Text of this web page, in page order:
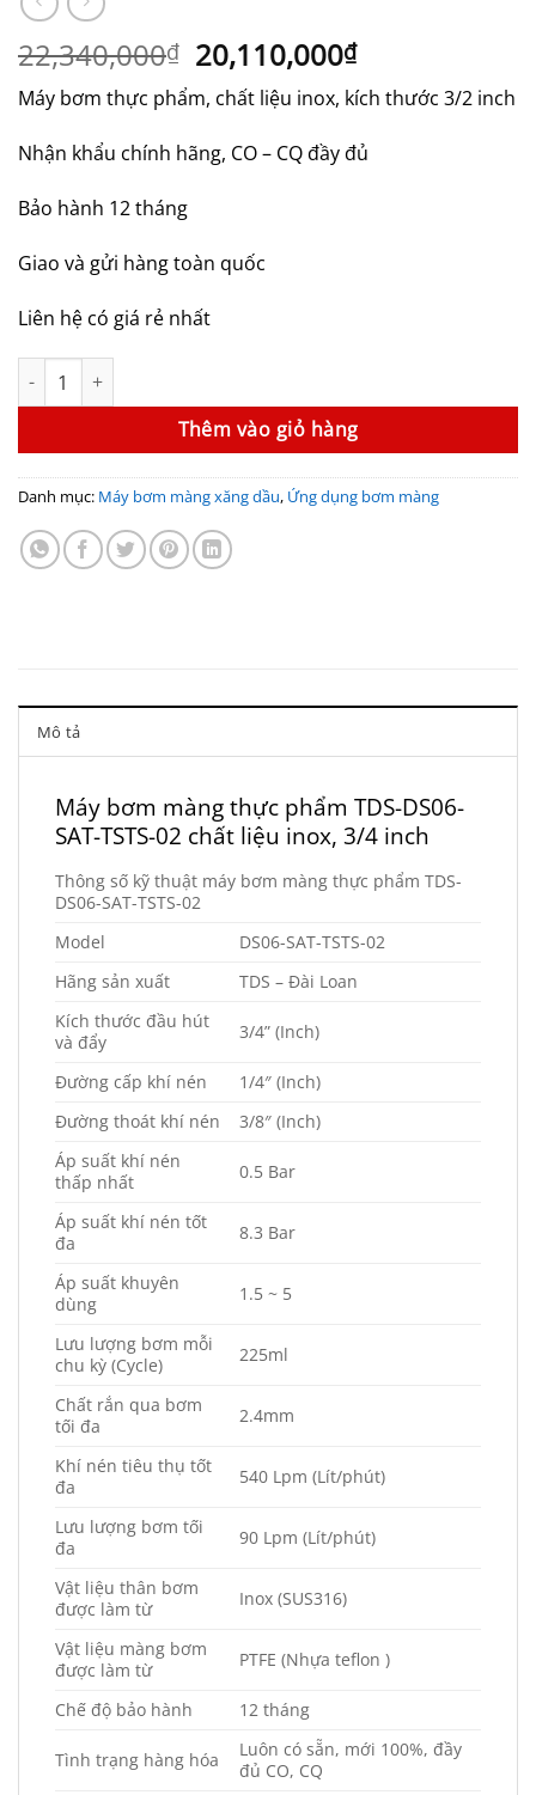
22,340,000₫ Giá
gốc
là:
22,340,000₫.
20,110,000₫Giá
hiện
tại
là:
20,110,000₫.
Máy bơm thực phẩm, chất liệu inox, kích thước 3/2 inch
Nhận khẩu chính hãng, CO – CQ đầy đủ
Bảo hành 12 tháng
Giao và gửi hàng toàn quốc
Liên hệ có giá rẻ nhất
Máy bơm màng thực phẩm TDS-DS06-SAT-TSTS-02 thân inox số
Thêm vào giỏ hàng
Danh mục: Máy bơm màng xăng dầu, Ứng dụng bơm màng
Mô tả
Máy bơm màng thực phẩm TDS-DS06-
SAT-TSTS-02 chất liệu inox, 3/4 inch
Thông số kỹ thuật máy bơm màng thực phẩm TDS-
DS06-SAT-TSTS-02
Model
DS06-SAT-TSTS-02
Hãng sản xuất
TDS – Đài Loan
Kích thước đầu hút
và đẩy
3/4” (Inch)
Đường cấp khí nén
1/4″ (Inch)
Đường thoát khí nén
3/8″ (Inch)
Áp suất khí nén
thấp nhất
0.5 Bar
Áp suất khí nén tốt
đa
8.3 Bar
Áp suất khuyên
dùng
1.5 ~ 5
Lưu lượng bơm mỗi
chu kỳ (Cycle)
225ml
Chất rắn qua bơm
tối đa
2.4mm
Khí nén tiêu thụ tốt
đa
540 Lpm (Lít/phút)
Lưu lượng bơm tối
đa
90 Lpm (Lít/phút)
Vật liệu thân bơm
được làm từ
Inox (SUS316)
Vật liệu màng bơm
được làm từ
PTFE (Nhựa teflon )
Chế độ bảo hành 12 tháng
Tình trạng hàng hóa
Luôn có sẵn, mới 100%, đầy
đủ CO, CQ